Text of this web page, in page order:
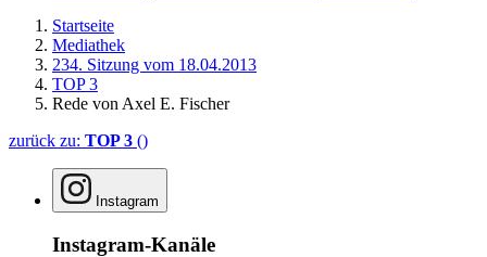
Startseite
Mediathek
234. Sitzung vom 18.04.2013
TOP 3
Rede von Axel E. Fischer
zurück zu: TOP 3 ()
Instagram
Instagram-Kanäle